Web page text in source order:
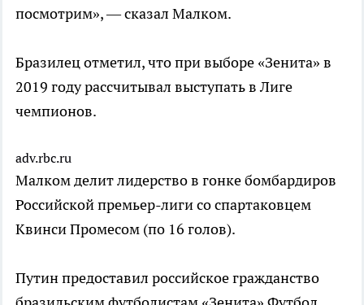
посмотрим», — сказал Малком.
Бразилец отметил, что при выборе «Зенита» в
2019 году рассчитывал выступать в Лиге
чемпионов.
adv.rbc.ru
Малком делит лидерство в гонке бомбардиров
Российской премьер-лиги со спартаковцем
Квинси Промесом (по 16 голов).
Путин предоставил российское гражданство